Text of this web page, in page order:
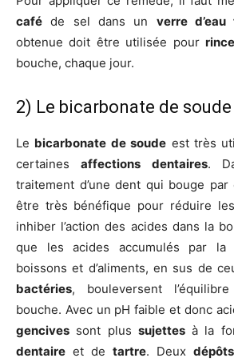
café de sel dans un verre d’eau
obtenue doit être utilisée pour
bouche, chaque jour.
2) Le bicarbonate de soude
Le bicarbonate de soude est très
certainesaffections dentaires.
traitement d’une dent qui bouge
être très bénéfique pour réduire
inhiber l’action des acides dans la
que les acides accumulés par la
boissons et d’aliments, en sus de
bactéries, bouleversent
bouche. Avec un pH faible et donc
gencives sont plus sujettesà la
dentaire et de tartre. Deux dépôts